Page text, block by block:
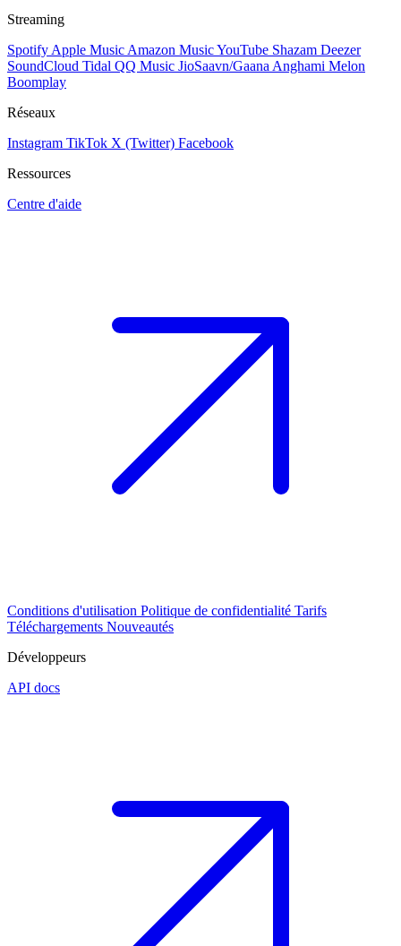
Streaming
Spotify Apple Music Amazon MusicYouTube Shazam Deezer
SoundCloud Tidal QQ Music JioSaavn/Gaana Anghami Melon
Boomplay
Réseaux
Instagram TikTok X (Twitter) Facebook
Ressources
Centre d'aide
Conditions d'utilisation Politique de confidentialité Tarifs
Téléchargements Nouveautés
Développeurs
API docs